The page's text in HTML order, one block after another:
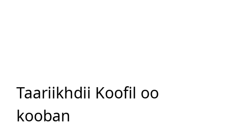
Taariikhdii Koofil oo
kooban